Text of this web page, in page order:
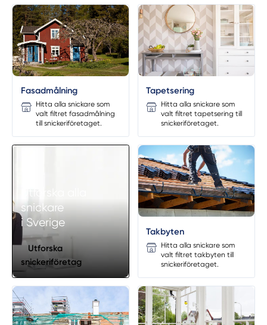
Fasadmålning
Hitta alla snickare som
valt filtret fasadmålning
till snickeriföretaget.
Tapetsering
Hitta alla snickare som
valt filtret tapetsering till
snickeriföretaget.
snickare
i Sverige
Utforska
snickeriföretag
Takbyten
Hitta alla snickare som
valt filtret takbyten till
snickeriföretaget.